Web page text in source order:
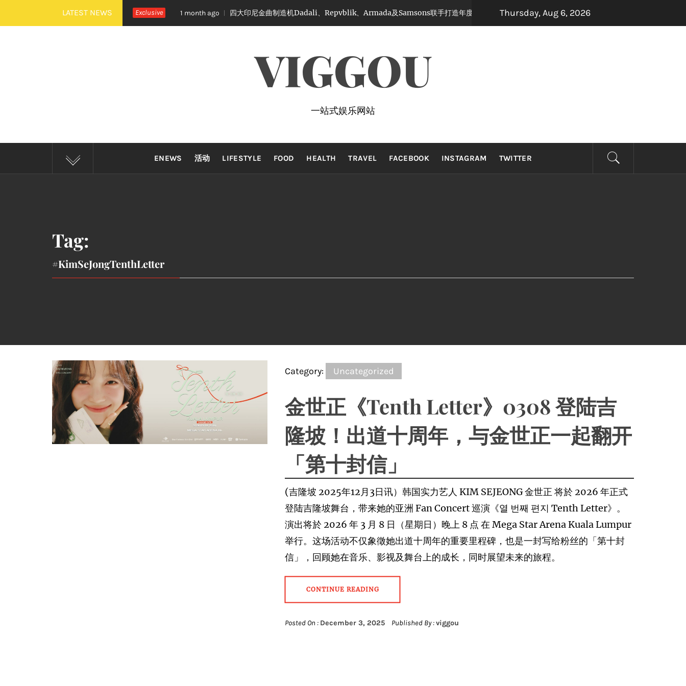
to
LATEST NEWS Exclusive
秉治《活着 Alive》巡演 Zepp KL 热血开唱 1 month ago 四大印尼金曲制造机Dadali、Repvblik、Armada及Samsons联手打造年度最强怀旧音乐盛宴，8月22日，约定你一起唱响青春！
Thursday, Aug 6, 2026
VIGGOU
一站式娱乐网站
ENEWS 活动 LIFESTYLE FOOD HEALTH TRAVEL FACEBOOK INSTAGRAM TWITTER
Tag:
#KimSeJongTenthLetter
Category: Uncategorized
⾦世正《Tenth Letter》0308 登陆吉
隆坡！出道⼗周年，与⾦世正⼀起翻开
「第⼗封信」
(吉隆坡 2025年12月3日讯）韩国实⼒艺⼈ KIM SEJEONG ⾦世正 将於 2026 年正式
登陆吉隆坡舞台，带来她的亚洲 Fan Concert 巡演《열 번째 편지 Tenth Letter》。
演出将於 2026 年 3 ⽉ 8 ⽇（星期日）晚上 8 点 在 Mega Star Arena Kuala Lumpur
举⾏。这场活动不仅象徵她出道⼗周年的重要⾥程碑，也是⼀封写给粉丝的「第⼗封
信」，回顾她在⾳乐、影视及舞台上的成⻓，同时展望未来的旅程。
CONTINUE READING
Posted On : December 3, 2025 Published By :viggou